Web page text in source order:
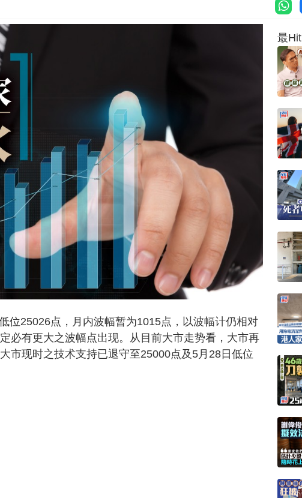
25026点，月内波幅暂为1015点，以波幅计仍相对
必有更大之波幅点出现。从目前大市走势看，大市再
市现时之技术支持已退守至25000点及5月28日低位
最Hit